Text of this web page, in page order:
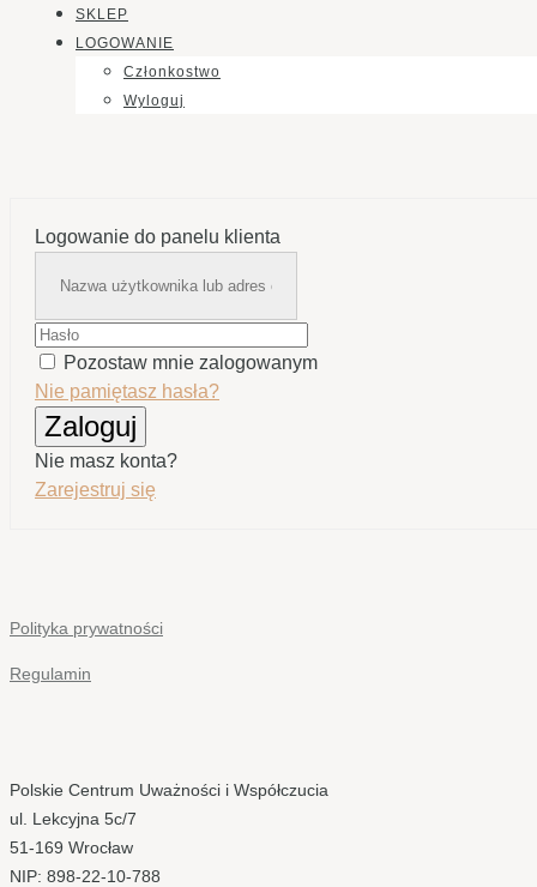
SKLEP
LOGOWANIE
Członkostwo
Wyloguj
Logowanie do panelu klienta
Pozostaw mnie zalogowanym
Nie pamiętasz hasła?
Zaloguj
Nie masz konta?
Zarejestruj się
Polityka prywatności
Regulamin
Polskie Centrum Uważności i Współczucia
ul. Lekcyjna 5c/7
51-169 Wrocław
NIP: 898-22-10-788